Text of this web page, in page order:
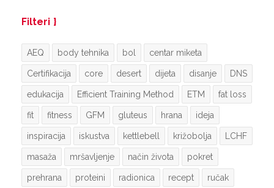
Filteri
AEQ body tehnika bol centar miketa
Certifikacija core desert dijeta disanje DNS
edukacija Efficient Training Method ETM fat loss
fit fitness GFM gluteus hrana ideja
inspiracija iskustva kettlebell križobolja LCHF
masaža mršavljenje način života pokret
prehrana proteini radionica recept ručak